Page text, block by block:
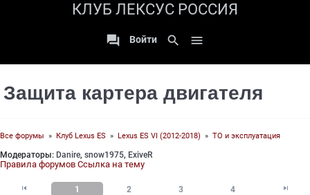
КЛУБ ЛЕКСУС РОССИЯ
 Войти search 
Защита картера двигателя
Все форумы » Клуб Lexus ES » Lexus ES VI (2012-2018) » ТО и эксплуатация
Модераторы: Danire, snow1975, ExiveR
Правила форумов Ссылка на тему
 1 2 3 4 